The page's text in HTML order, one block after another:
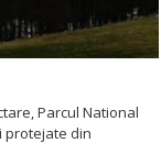
Parcul National
protejate din